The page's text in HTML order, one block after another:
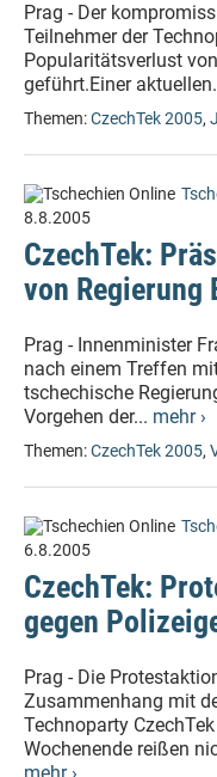
Prag - Der
Teilnehmer der
Popularitätsverlust
geführt.Einer
Themen:CzechTek 2005,
8.8.2005
CzechTek:
von Regierung
Prag - Innenminister
nach einem Treffen
tschechische
Vorgehen der... mehr ›
Themen:CzechTek 2005,
6.8.2005
CzechTek:
gegen
Prag - Die
Zusammenhang mit
Technoparty
Wochenende reißen